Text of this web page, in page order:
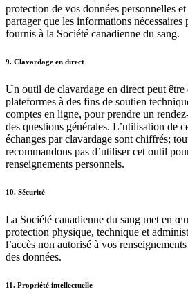
protection de vos données personnelles
partager que les informations nécessaires
fournis à la Société canadienne du sang.
9. Clavardage en direct
Un outil de clavardage en direct peut
plateformes à des fins de soutien
comptes en ligne, pour prendre un
des questions générales. L’utilisation de
échanges par clavardage sont chiffrés;
recommandons pas d’utiliser cet outil
renseignements personnels.
10. Sécurité
La Société canadienne du sang met en
protection physique, technique et
l’accès non autorisé à vos
des données.
11. Propriété intellectuelle